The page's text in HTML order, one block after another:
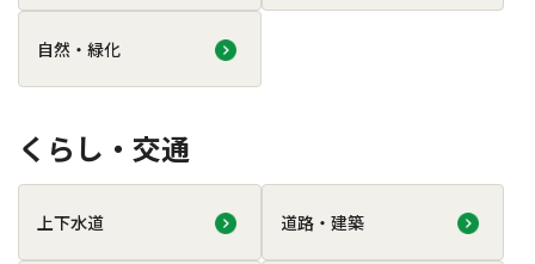
自然・緑化
くらし・交通
上下水道 道路・建築